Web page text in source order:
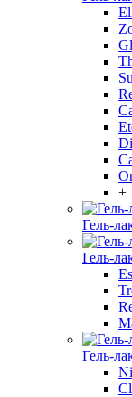
+
Гель-
Гель-
Гель-